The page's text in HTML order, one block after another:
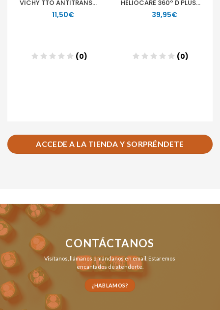
ACCEDE A LA TIENDA Y SORPRÉNDETE
CONTÁCTANOS
Visítanos, llámanosomándanos en email . Estaremos
encantados de atenderte.
¿HABLAMOS?